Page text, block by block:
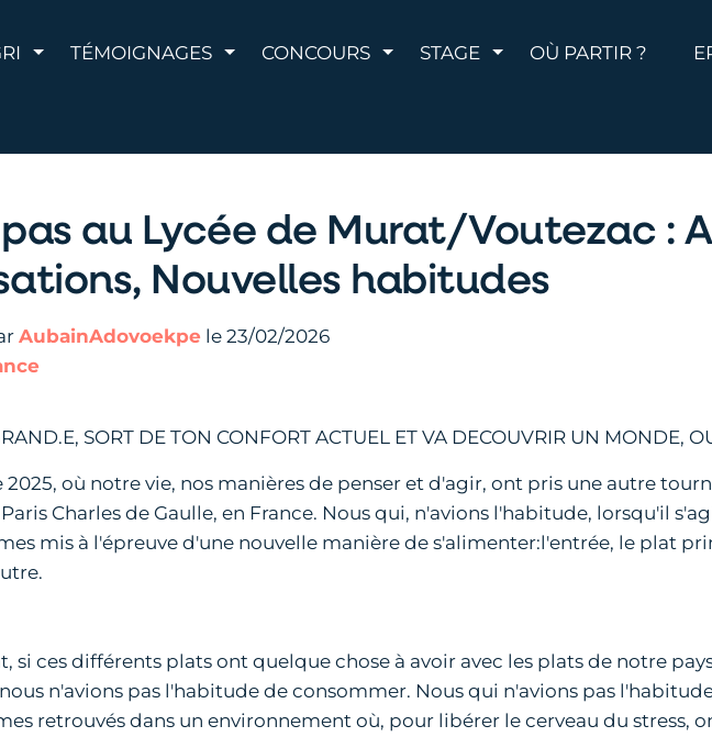
AFFICHER LE MENU
TÉMOIGNAGES AFFICHER LE MENU
CONCOURS AFFICHER LE MENU
STAGE AFFICHER LE MENU
OÙ PARTIR ?
au Lycée de Murat/Voutezac :
Nouvelles habitudes
AubainAdovoekpe le 23/02/2026
SORT DE TON CONFORT ACTUEL ET VA DECOUVRIR UN MONDE,
où notre vie, nos manières de penser et d'agir, ont pris une autre
Charles de Gaulle, en France. Nous qui, n'avions l'habitude, lorsqu'il
mis à l'épreuve d'une nouvelle manière de s'alimenter:l'entrée, le plat
si ces différents plats ont quelque chose à avoir avec les plats de notre
n'avions pas l'habitude de consommer. Nous qui n'avions pas
retrouvés dans un environnement où, pour libérer le cerveau du stress,